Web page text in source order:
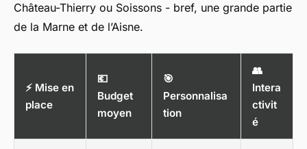
Château-Thierry ou Soissons - bref, une grande partie
de la Marne et de l’Aisne.
⚡ Mise en
place
💶
Budget
moyen
🎯
Personnalisa
tion
👥
Intera
ctivit
é